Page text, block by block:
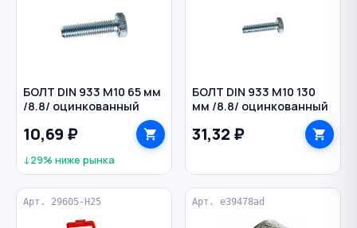
БОЛТ DIN 933 M10 65 мм
/8.8/ оцинкованный
10,69 ₽
↓29% ниже рынка
БОЛТ DIN 933 M10 130
мм /8.8/ оцинкованный
31,32 ₽
Арт. 29605-Н25 Арт. e39478ad